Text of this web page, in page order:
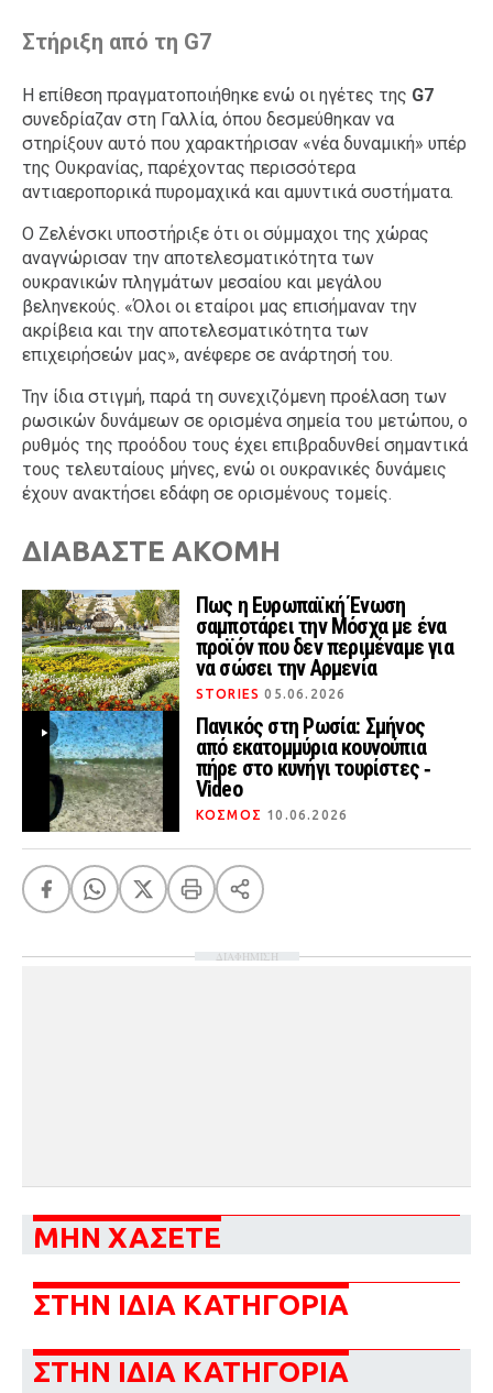
Στήριξη από τη G7
Η επίθεση πραγματοποιήθηκε ενώ οι ηγέτες της G7
συνεδρίαζαν στη Γαλλία, όπου δεσμεύθηκαν να
στηρίξουν αυτό που χαρακτήρισαν «νέα δυναμική» υπέρ
της Ουκρανίας, παρέχοντας περισσότερα
αντιαεροπορικά πυρομαχικά και αμυντικά συστήματα.
Ο Ζελένσκι υποστήριξε ότι οι σύμμαχοι της χώρας
αναγνώρισαν την αποτελεσματικότητα των
ουκρανικών πληγμάτων μεσαίου και μεγάλου
βεληνεκούς. «Όλοι οι εταίροι μας επισήμαναν την
ακρίβεια και την αποτελεσματικότητα των
επιχειρήσεών μας», ανέφερε σε ανάρτησή του.
Την ίδια στιγμή, παρά τη συνεχιζόμενη προέλαση των
ρωσικών δυνάμεων σε ορισμένα σημεία του μετώπου, ο
ρυθμός της προόδου τους έχει επιβραδυνθεί σημαντικά
τους τελευταίους μήνες, ενώ οι ουκρανικές δυνάμεις
έχουν ανακτήσει εδάφη σε ορισμένους τομείς.
ΔΙΑΒΑΣΤΕ ΑΚΟΜΗ
Πως η Ευρωπαϊκή Ένωση
σαμποτάρει την Μόσχα με ένα
προϊόν που δεν περιμέναμε για
να σώσει την Αρμενία
STORIES 05.06.2026
Πανικός στη Ρωσία: Σμήνος
από εκατομμύρια κουνούπια
πήρε στο κυνήγι τουρίστες ‑
Video
ΚΟΣΜΟΣ 10.06.2026
ΔΙΑΦΗΜΙΣΗ
ΜΗΝ ΧΑΣΕΤΕ
ΣΤΗΝ ΙΔΙΑ ΚΑΤΗΓΟΡΙΑ
ΣΤΗΝ ΙΔΙΑ ΚΑΤΗΓΟΡΙΑ